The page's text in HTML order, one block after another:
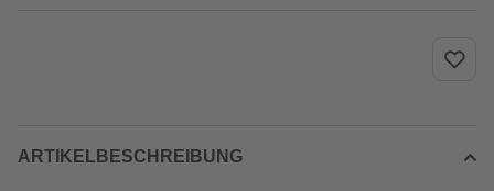
ARTIKELBESCHREIBUNG